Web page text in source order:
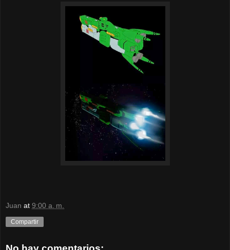
Juan at 9:00 a. m.
Compartir